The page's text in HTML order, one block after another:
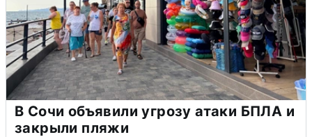
В Сочи объявили угрозу атаки БПЛА и
закрыли пляжи